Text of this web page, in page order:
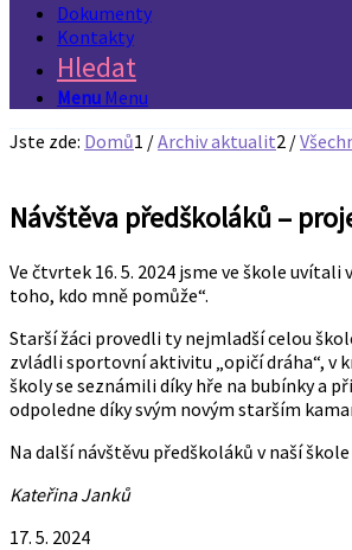
Dokumenty
Kontakty
Hledat
Menu Menu
Jste zde: Domů1 /Archiv aktualit2 /
Návštěva předškoláků –
Ve čtvrtek 16. 5. 2024 jsme ve škole
toho, kdo mně pomůže“.
Starší žáci provedli ty nejmladší celou
zvládli sportovní aktivitu „opičí dráha“, v
školy se seznámili díky hře na bubínky a
odpoledne díky svým novým starším
Na další návštěvu předškoláků v naší
Kateřina Janků
17. 5. 2024